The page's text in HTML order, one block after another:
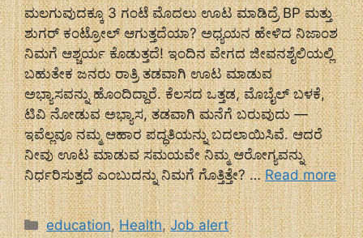
ಮಲಗುವುದಕ್ಕೂ 3 ಗಂಟೆ ಮೊದಲು ಊಟ ಮಾಡಿದ್ರೆ BP ಮತ್ತು
ಶುಗರ್ ಕಂಟ್ರೋಲ್ ಆಗುತ್ತದೆಯಾ? ಅಧ್ಯಯನ ಹೇಳಿದ ನಿಜಾಂಶ
ನಿಮಗೆ ಆಶ್ಚರ್ಯ ಕೊಡುತ್ತದೆ! ಇಂದಿನ ವೇಗದ ಜೀವನಶೈಲಿಯಲ್ಲಿ
ಬಹುತೇಕ ಜನರು ರಾತ್ರಿ ತಡವಾಗಿ ಊಟ ಮಾಡುವ
ಅಭ್ಯಾಸವನ್ನು ಹೊಂದಿದ್ದಾರೆ. ಕೆಲಸದ ಒತ್ತಡ, ಮೊಬೈಲ್ ಬಳಕೆ,
ಟಿವಿ ನೋಡುವ ಅಭ್ಯಾಸ, ತಡವಾಗಿ ಮನೆಗೆ ಬರುವುದು —
ಇವೆಲ್ಲವೂ ನಮ್ಮ ಆಹಾರ ಪದ್ಧತಿಯನ್ನು ಬದಲಾಯಿಸಿವೆ. ಆದರೆ
ನೀವು ಊಟ ಮಾಡುವ ಸಮಯವೇ ನಿಮ್ಮ ಆರೋಗ್ಯವನ್ನು
ನಿರ್ಧರಿಸುತ್ತದೆ ಎಂಬುದನ್ನು ನಿಮಗೆ ಗೊತ್ತಿತ್ತೇ? …Read more
Categories
education,Health,Job alert